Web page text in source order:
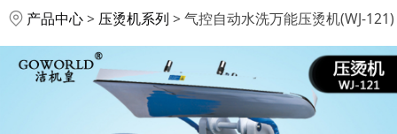
气控自动水洗万能压烫
机(WJ-121)
产品中心> 压烫机系列 >气控自动水洗万能压烫机(WJ-121)